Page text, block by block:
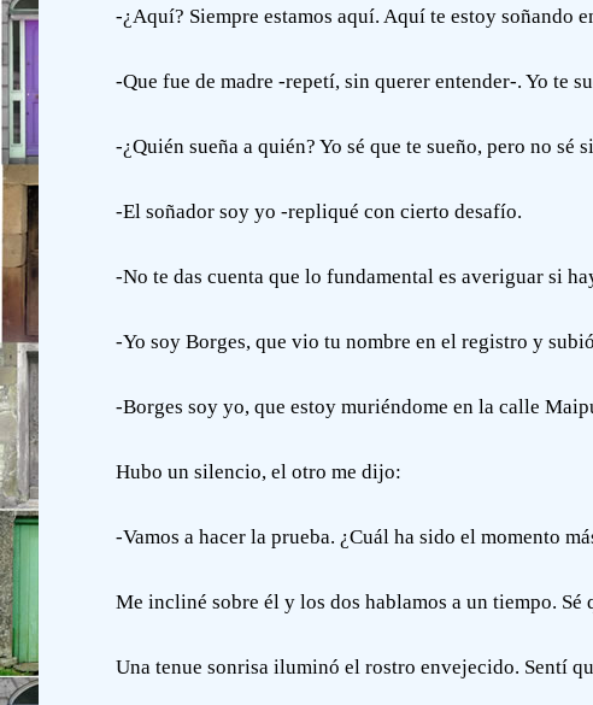
-¿Aquí? Siempre estamos aquí. Aquí te estoy soñando
-Que fue de madre -repetí, sin querer entender-. Yo te
-¿Quién sueña a quién? Yo sé que te sueño, pero no
-El soñador soy yo -repliqué con cierto desafío.
-No te das cuenta que lo fundamental es averiguar si
-Yo soy Borges, que vio tu nombre en el registro y
-Borges soy yo, que estoy muriéndome en la calle
Hubo un silencio, el otro me dijo:
-Vamos a hacer la prueba. ¿Cuál ha sido el momento
Me incliné sobre él y los dos hablamos a un tiempo. Sé
Una tenue sonrisa iluminó el rostro envejecido. Sentí